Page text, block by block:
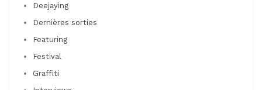
Deejaying
Dernières sorties
Featuring
Festival
Graffiti